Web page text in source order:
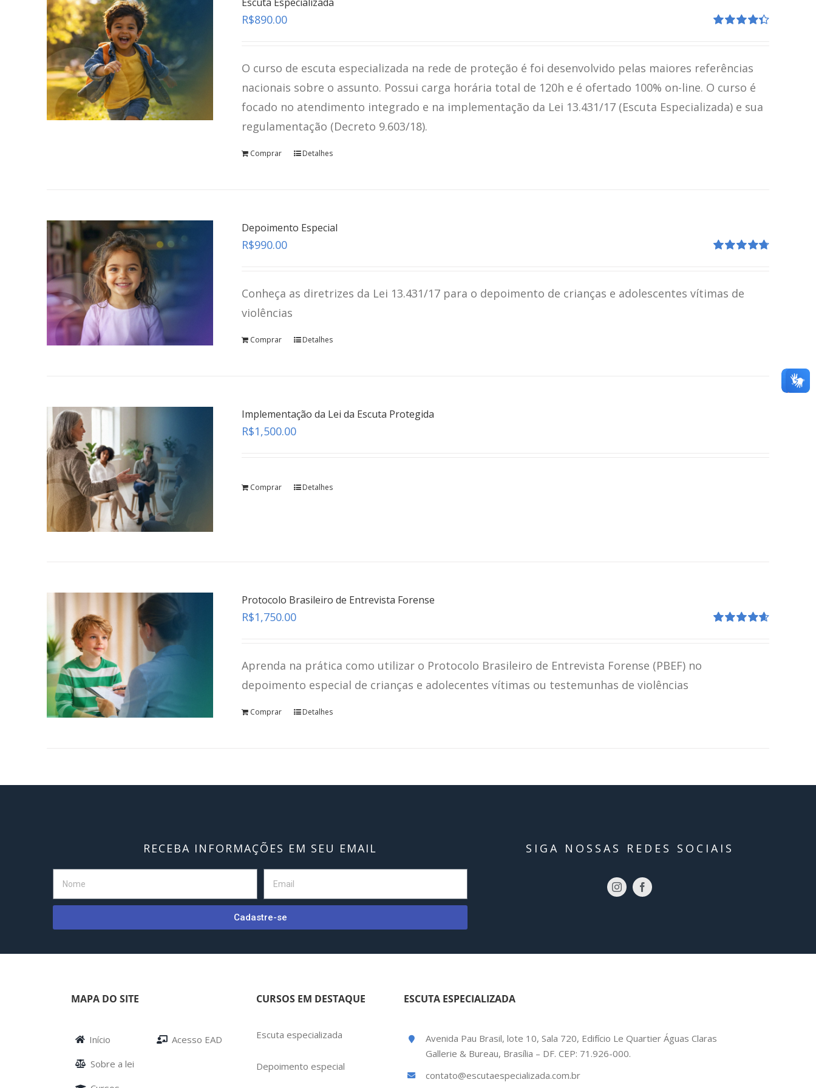
R$890.00
O curso de escuta especializada na rede de proteção é foi desenvolvido pelas maiores referências
nacionais sobre o assunto. Possui carga horária total de 120h e é ofertado 100% on-line. O curso é
focado no atendimento integrado e na implementação da Lei 13.431/17 (Escuta Especializada) e sua
regulamentação (Decreto 9.603/18).
Comprar Detalhes
Depoimento Especial
R$990.00
Conheça as diretrizes da Lei 13.431/17 para o depoimento de crianças e adolescentes vítimas de
violências
Comprar Detalhes
Implementação da Lei da Escuta Protegida
R$1,500.00
Comprar Detalhes
Protocolo Brasileiro de Entrevista Forense
R$1,750.00
Aprenda na prática como utilizar o Protocolo Brasileiro de Entrevista Forense (PBEF) no
depoimento especial de crianças e adolecentes vítimas ou testemunhas de violências
Comprar Detalhes
RECEBA INFORMAÇÕES EM SEU EMAIL
Cadastre-se
SIGA NOSSAS REDES SOCIAIS
MAPA DO SITE
Início
Sobre a lei
Acesso EAD
CURSOS EM DESTAQUE
Escuta especializada
Depoimento especial
ESCUTA ESPECIALIZADA
Avenida Pau Brasil, lote 10, Sala 720, Edifício Le Quartier Águas Claras
Gallerie & Bureau, Brasília – DF. CEP: 71.926-000.
contato@escutaespecializada.com.br